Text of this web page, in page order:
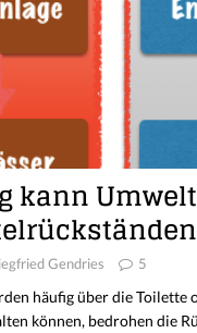
kann
Gendries 5
häufig über die Toilette
können, bedrohen die